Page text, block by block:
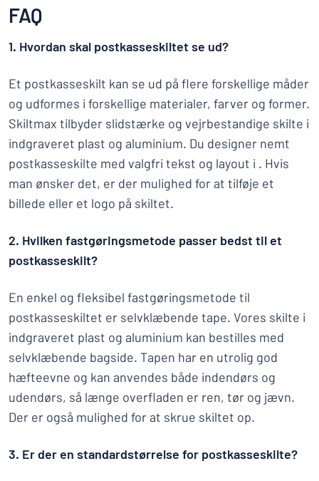
FAQ
1. Hvordan skal postkasseskiltet se ud?
Et postkasseskilt kan se ud på flere forskellige måder
og udformes i forskellige materialer, farver og former.
Skiltmax tilbyder slidstærke og vejrbestandige skilte i
indgraveret plast og aluminium. Du designer nemt
postkasseskilte med valgfri tekst og layout i . Hvis
man ønsker det, er der mulighed for at tilføje et
billede eller et logo på skiltet.
2. Hvilken fastgøringsmetode passer bedst til et
postkasseskilt?
En enkel og fleksibel fastgøringsmetode til
postkasseskiltet er selvklæbende tape. Vores skilte i
indgraveret plast og aluminium kan bestilles med
selvklæbende bagside. Tapen har en utrolig god
hæfteevne og kan anvendes både indendørs og
udendørs, så længe overfladen er ren, tør og jævn.
Der er også mulighed for at skrue skiltet op.
3. Er der en standardstørrelse for postkasseskilte?